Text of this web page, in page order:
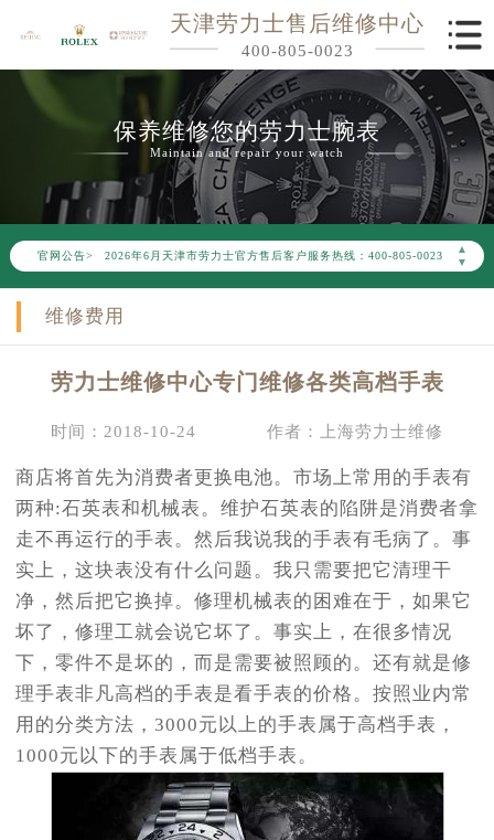
天津劳力士售后维修中心
400-805-0023
保养维修您的劳力士腕表
Maintain and repair your watch
官网公告>
▲
▼
2026年6月劳力士天津市售后服务网络优化升级公告
2026年6月天津市劳力士官方售后客户服务热线：400-805-0023
2026年6月劳力士售后服务中心最新网点地址：
节假日正常营业！
维修费用
劳力士维修中心专门维修各类高档手表
时间：2018-10-24 作者：上海劳力士维修
商店将首先为消费者更换电池。市场上常用的手表有
两种:石英表和机械表。维护石英表的陷阱是消费者拿
走不再运行的手表。然后我说我的手表有毛病了。事
实上，这块表没有什么问题。我只需要把它清理干
净，然后把它换掉。修理机械表的困难在于，如果它
坏了，修理工就会说它坏了。事实上，在很多情况
下，零件不是坏的，而是需要被照顾的。还有就是修
理手表非凡高档的手表是看手表的价格。按照业内常
用的分类方法，3000元以上的手表属于高档手表，
1000元以下的手表属于低档手表。